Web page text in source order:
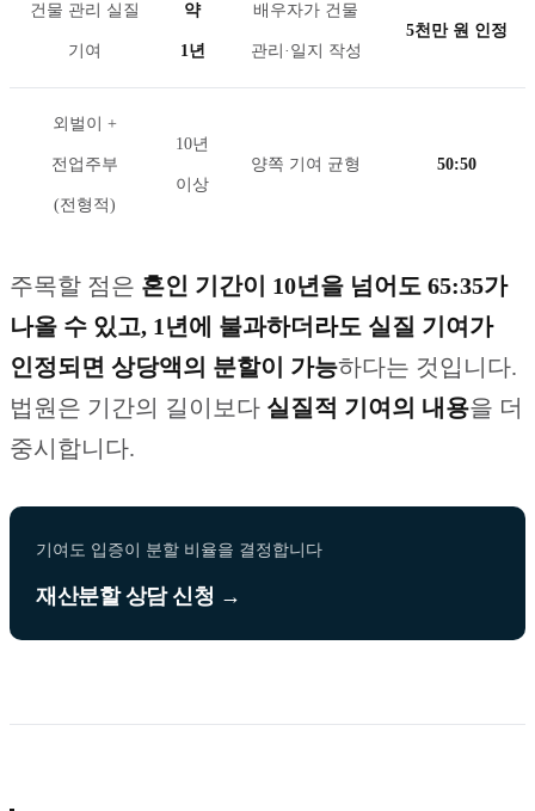
건물 관리 실질
기여
약
1년
배우자가 건물
관리·일지 작성
5천만 원 인정
외벌이 +
전업주부
(전형적)
10년
이상
양쪽 기여 균형 50:50
주목할 점은 혼인 기간이 10년을 넘어도 65:35가
나올 수 있고, 1년에 불과하더라도 실질 기여가
인정되면 상당액의 분할이 가능하다는 것입니다.
법원은 기간의 길이보다 실질적 기여의 내용을 더
중시합니다.
기여도 입증이 분할 비율을 결정합니다
재산분할 상담 신청 →